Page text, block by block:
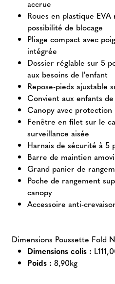
accrue
Roues en plastique
possibilité de blocage
Pliage compact avec
intégrée
Dossier réglable sur 5
aux besoins de l'enfant
Repose-pieds ajustable
Convient aux enfants
Canopy avec
Fenêtre en filet sur le
surveillance aisée
Harnais de sécurité à 5
Barre de maintien
Grand panier de
Poche de rangement
canopy
Accessoire anti-
Dimensions Poussette Fold
Dimensions colis :
Poids : 8,90kg